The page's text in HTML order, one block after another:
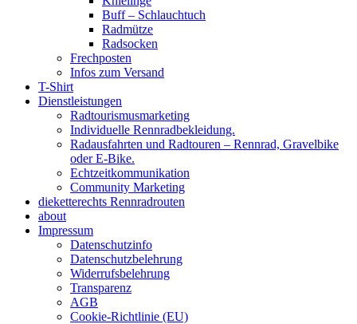
Buff – Schlauchtuch
Radmütze
Radsocken
Frechposten
Infos zum Versand
T-Shirt
Dienstleistungen
Radtourismusmarketing
Individuelle Rennradbekleidung.
Radausfahrten und Radtouren – Rennrad, Gravelbike
oder E-Bike.
Echtzeitkommunikation
Community Marketing
dieketterechts Rennradrouten
about
Impressum
Datenschutzinfo
Datenschutzbelehrung
Widerrufsbelehrung
Transparenz
AGB
Cookie-Richtlinie (EU)